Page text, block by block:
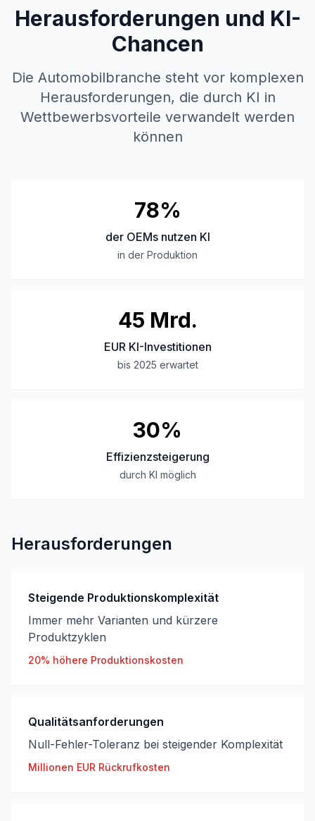
Herausforderungen und KI-
Chancen
Die Automobilbranche steht vor komplexen
Herausforderungen, die durch KI in
Wettbewerbsvorteile verwandelt werden
können
78%
der OEMs nutzen KI
in der Produktion
45 Mrd.
EUR KI-Investitionen
bis 2025 erwartet
30%
Effizienzsteigerung
durch KI möglich
Herausforderungen
Steigende Produktionskomplexität
Immer mehr Varianten und kürzere
Produktzyklen
20% höhere Produktionskosten
Qualitätsanforderungen
Null-Fehler-Toleranz bei steigender Komplexität
Millionen EUR Rückrufkosten